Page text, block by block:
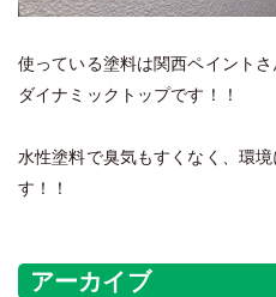
使っている塗料は関西ペイント
ダイナミックトップです！！
水性塗料で臭気もすくなく、環
す！！
アーカイブ